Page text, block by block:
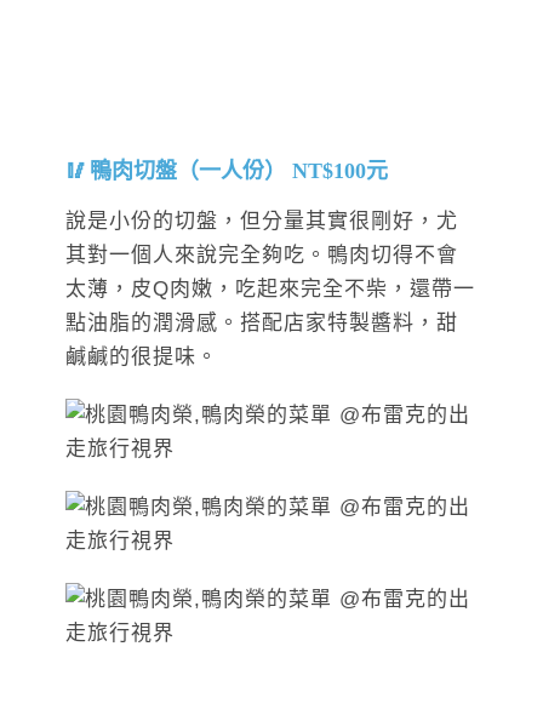
鴨肉切盤（一人份） NT$100元
說是小份的切盤，但分量其實很剛好，尤
其對一個人來說完全夠吃。鴨肉切得不會
太薄，皮Q肉嫩，吃起來完全不柴，還帶一
點油脂的潤滑感。搭配店家特製醬料，甜
鹹鹹的很提味。